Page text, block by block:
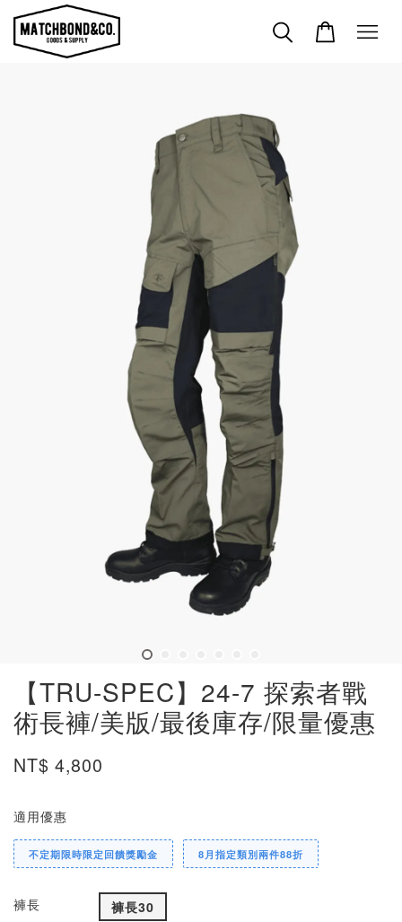
【TRU-SPEC】24-7 探索者戰
術長褲/美版/最後庫存/限量優惠
NT$ 4,800
適用優惠
不定期限時限定回饋獎勵金 8月指定類別兩件88折
褲長 褲長30